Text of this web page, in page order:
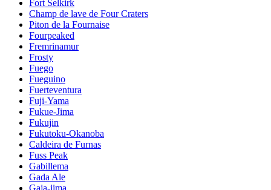
Fort Selkirk
Champ de lave de Four Craters
Piton de la Fournaise
Fourpeaked
Fremrinamur
Frosty
Fuego
Fueguino
Fuerteventura
Fuji-Yama
Fukue-Jima
Fukujin
Fukutoku-Okanoba
Caldeira de Furnas
Fuss Peak
Gabillema
Gada Ale
Gaja-jima